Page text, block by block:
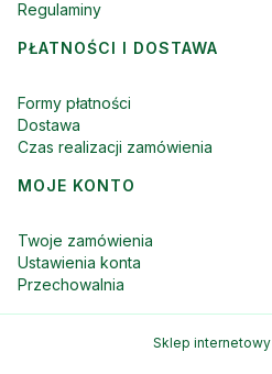
Regulaminy
PŁATNOŚCI I DOSTAWA
Formy płatności
Dostawa
Czas realizacji zamówienia
MOJE KONTO
Twoje zamówienia
Ustawienia konta
Przechowalnia
Sklep internetowy